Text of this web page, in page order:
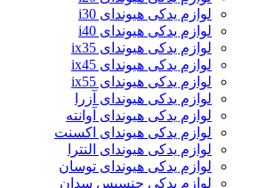
لوازم یدکی هیوندای i30
لوازم یدکی هیوندای i40
لوازم یدکی هیوندای ix35
لوازم یدکی هیوندای ix45
لوازم یدکی هیوندای ix55
لوازم یدکی هیوندای آزرا
لوازم یدکی هیوندای آوانته
لوازم یدکی هیوندای اکسنت
لوازم یدکی هیوندای النترا
لوازم یدکی هیوندای توسان
لوازم یدکی جنسیس سدان